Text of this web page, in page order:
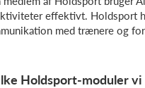
effektivt. Holdsport
med trænere og
Holdsport-moduler